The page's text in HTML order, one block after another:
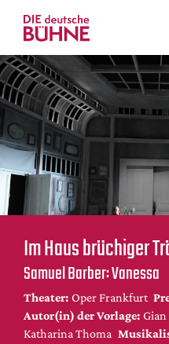
Kritiken
Schauspiel
Musiktheater
Tanz
Crossover
Bühnenwelt
Festivals &
Menschen & Theater
Themen
Internationales
Nachrufe
Medientipps
Im Haus brüchiger
Samuel Barber: Vanessa
Theater: Oper Frankfurt
Autor(in) der Vorlage:
Katharina Thoma